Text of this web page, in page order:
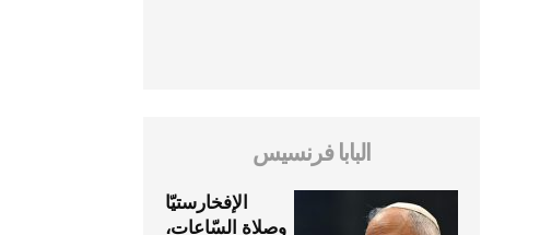
البابا فرنسيس
الإفخارستيّا
وصلاة السّاعات،